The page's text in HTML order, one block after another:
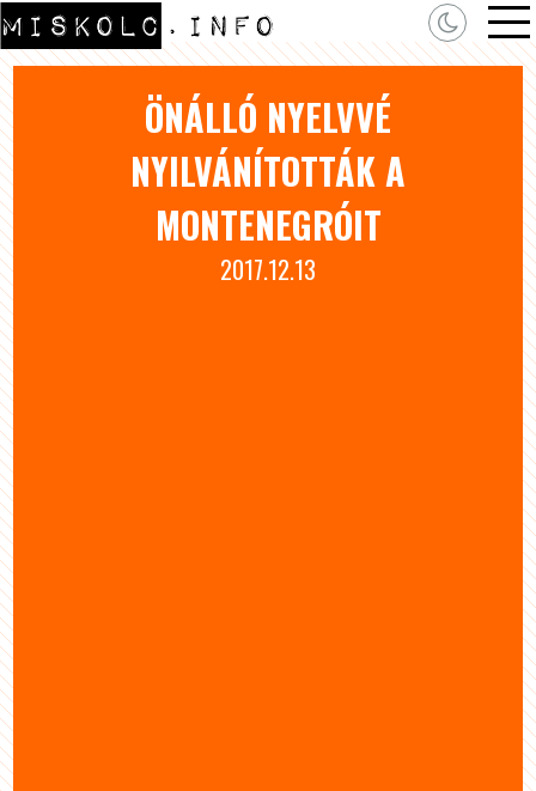
ÖNÁLLÓ NYELVVÉ
NYILVÁNÍTOTTÁK A
MONTENEGRÓIT
2017.12.13